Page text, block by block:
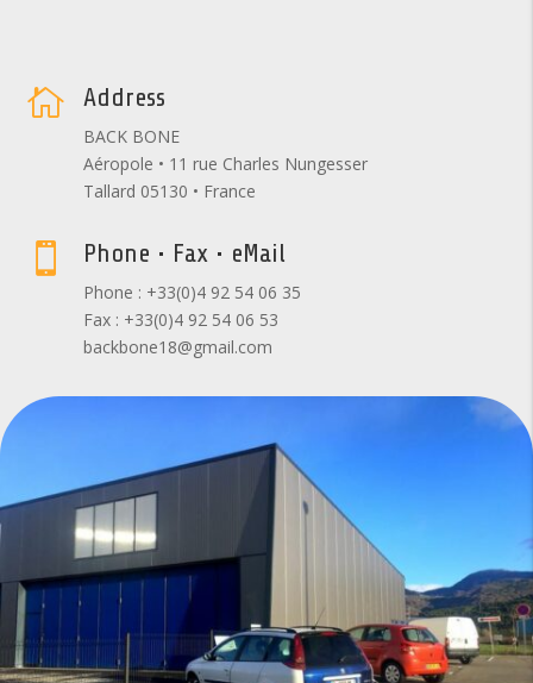
 Address
BACK BONE
Aéropole • 11 rue Charles Nungesser
Tallard 05130 • France
 Phone • Fax • eMail
Phone : +33(0)4 92 54 06 35
Fax : +33(0)4 92 54 06 53
backbone18@gmail.com